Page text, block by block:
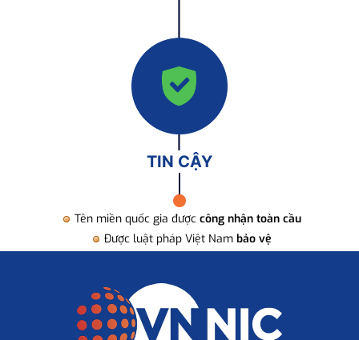
TIN CẬY
Tên miền quốc gia được công nhận toàn cầu
Được luật pháp Việt Nam bảo vệ